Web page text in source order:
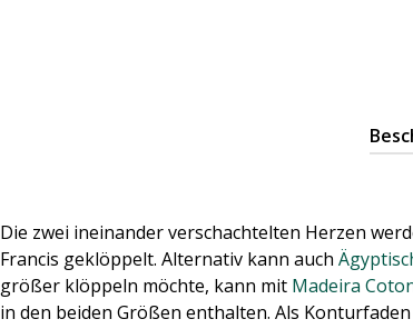
Die zwei ineinander verschachtelten Herzen
Francis geklöppelt. Alternativ kann auch
größer klöppeln möchte, kann mit Madeira
in den beiden Größen enthalten. Als